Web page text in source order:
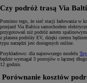
Czy podróż trasą Via
Pomimo tego, że sieć stacji ładowania w
przejazd Via Baltica samochodem
przygotowań niż podróż autem
z planera podróży EV, dzięki czemu
typu narzędzi jest dostępnych online.
Przykładowo: dla najnowszego modelu
będzie wymagał 3 postojów o łącznej
12 godzin.
Porównanie kosztów